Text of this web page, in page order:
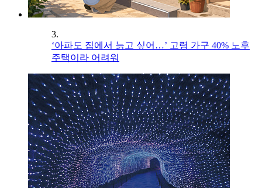
3.
‘아파도 집에서 늙고 싶어…’ 고령 가구 40% 노후
주택이라 어려워